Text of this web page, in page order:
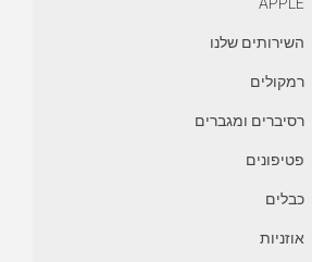
השירותים שלנו
רמקולים
רסיברים ומגברים
פטיפונים
כבלים
אוזניות